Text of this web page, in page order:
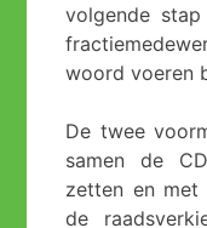
volgende stap
woord voeren
De twee
samen de
zetten en met
de